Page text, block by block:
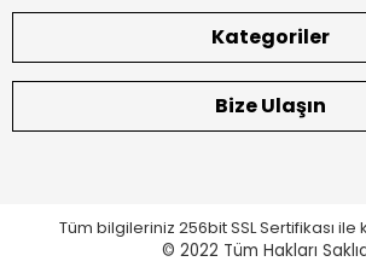
Kategoriler
Bize Ulaşın
Tüm bilgileriniz 256bit SSL Sertifikası ile
© 2022 Tüm Hakları